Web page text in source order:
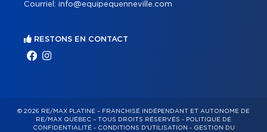
Courriel: info@equipequenneville.com
RESTONS EN CONTACT
© 2026 RE/MAX PLATINE – FRANCHISÉ INDÉPENDANT ET AUTONOME DE
RE/MAX QUÉBEC – TOUS DROITS RÉSERVÉS - POLITIQUE DE
CONFIDENTIALITÉ- CONDITIONS D'UTILISATION - GESTION DU